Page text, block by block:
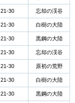
21-30 忘却の渓谷
21-30 白樹の大陸
21-30 黒鋼の大陸
21-30 忘却の渓谷
21-30 原初の荒野
21-30 白樹の大陸
21-30 黒鋼の大陸